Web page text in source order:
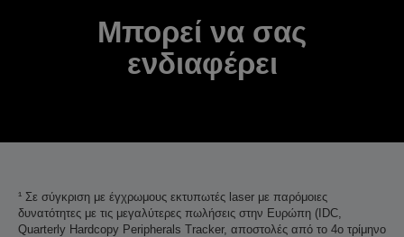
εργάσιμων ημερών.
Μπορεί να σας
ενδιαφέρει
¹ Σε σύγκριση με έγχρωμους εκτυπωτές laser με παρόμοιες
δυνατότητες με τις μεγαλύτερες πωλήσεις στην Ευρώπη (IDC,
Quarterly Hardcopy Peripherals Tracker, αποστολές από το 4ο τρίμηνο